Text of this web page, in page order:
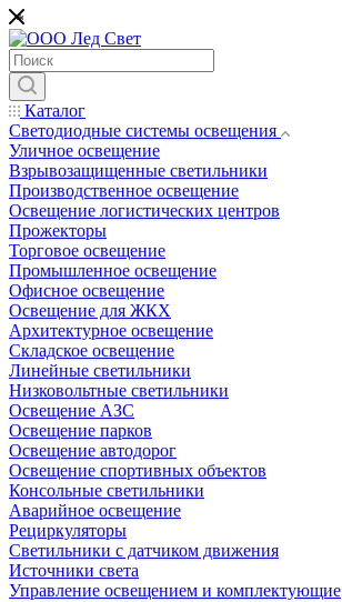
Каталог
Светодиодные системы освещения
Уличное освещение
Взрывозащищенные светильники
Производственное освещение
Освещение логистических центров
Прожекторы
Торговое освещение
Промышленное освещение
Офисное освещение
Освещение для ЖКХ
Архитектурное освещение
Складское освещение
Линейные светильники
Низковольтные светильники
Освещение АЗС
Освещение парков
Освещение автодорог
Освещение спортивных объектов
Консольные светильники
Аварийное освещение
Рециркуляторы
Светильники с датчиком движения
Источники света
Управление освещением и комплектующие
*